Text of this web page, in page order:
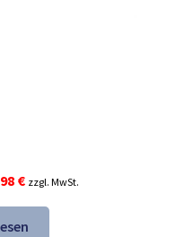
€Aktueller
Preis
ist:
zzgl. MwSt.